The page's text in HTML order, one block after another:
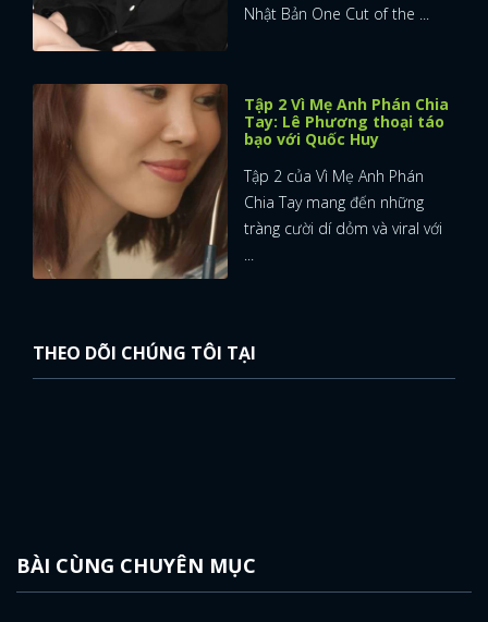
Nhật Bản One Cut of the ...
Tập 2 Vì Mẹ Anh Phán Chia
Tay: Lê Phương thoại táo
bạo với Quốc Huy
Tập 2 của Vì Mẹ Anh Phán
Chia Tay mang đến những
tràng cười dí dỏm và viral với
THEO DÕI CHÚNG TÔI TẠI
BÀI CÙNG CHUYÊN MỤC